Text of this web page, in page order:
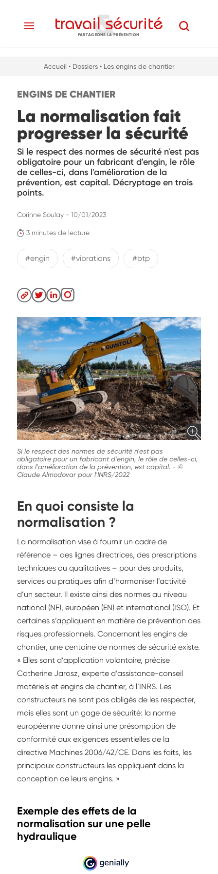
PARTAGEONS LA PRÉVENTION
Accueil • Dossiers • Les engins de chantier
ENGINS DE CHANTIER
La normalisation fait
progresser la sécurité
Si le respect des normes de sécurité n'est pas
obligatoire pour un fabricant d'engin, le rôle
de celles-ci, dans l'amélioration de la
prévention, est capital. Décryptage en trois
points.
3 minutes de lecture
Corinne Soulay - 10/01/2023
#engin #vibrations #btp
Si le respect des normes de sécurité n'est pas
obligatoire pour un fabricant d'engin, le rôle de celles-ci,
dans l'amélioration de la prévention, est capital. - ©
Claude Almodovar pour l'INRS/2022
En quoi consiste la
normalisation ?
La normalisation vise à fournir un cadre de
référence – des lignes directrices, des prescriptions
techniques ou qualitatives – pour des produits,
services ou pratiques afin d’harmoniser l’activité
d’un secteur. Il existe ainsi des normes au niveau
national (NF), européen (EN) et international (ISO). Et
certaines s’appliquent en matière de prévention des
risques professionnels. Concernant les engins de
chantier, une centaine de normes de sécurité existe.
« Elles sont d’application volontaire, précise
Catherine Jarosz, experte d’assistance-conseil
matériels et engins de chantier, à l’INRS. Les
constructeurs ne sont pas obligés de les respecter,
mais elles sont un gage de sécurité: la norme
européenne donne ainsi une présomption de
conformité aux exigences essentielles de la
directive Machines 2006/42/CE. Dans les faits, les
principaux constructeurs les appliquent dans la
conception de leurs engins. »
Exemple des effets de la
normalisation sur une pelle
hydraulique